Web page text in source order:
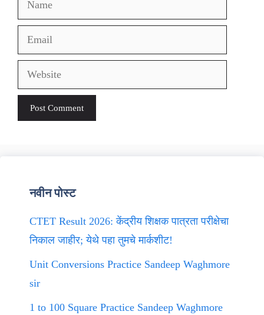
Email
Website
नवीन पोस्ट
CTET Result 2026: केंद्रीय शिक्षक पात्रता परीक्षेचा
निकाल जाहीर; येथे पहा तुमचे मार्कशीट!
Unit Conversions Practice Sandeep Waghmore
sir
1 to 100 Square Practice Sandeep Waghmore